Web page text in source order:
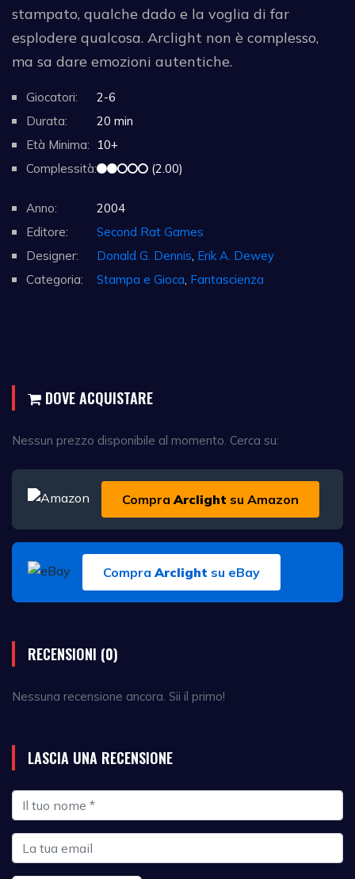
stampato, qualche dado e la voglia di far
esplodere qualcosa. Arclight non è complesso,
ma sa dare emozioni autentiche.
Giocatori:
2-6
Durata:
20 min
Età Minima:
10+
Complessità:
(2.00)
Anno:
2004
Editore:
Second Rat Games
Designer:
Donald G. Dennis Erik A. Dewey
Categoria:
Stampa e Gioca Fantascienza
DOVE ACQUISTARE
Nessun prezzo disponibile al momento. Cerca su:
Compra Arclight su Amazon
Compra Arclight su eBay
RECENSIONI (0)
Nessuna recensione ancora. Sii il primo!
LASCIA UNA RECENSIONE